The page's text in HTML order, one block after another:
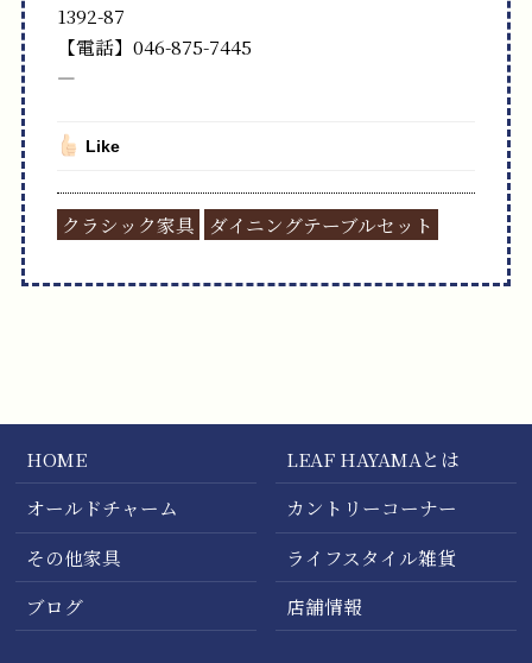
1392-87
【電話】046-875-7445
—
Like
クラシック家具 ダイニングテーブルセット
HOME
LEAF HAYAMAとは
オールドチャーム
カントリーコーナー
その他家具
ライフスタイル雑貨
ブログ
店舗情報